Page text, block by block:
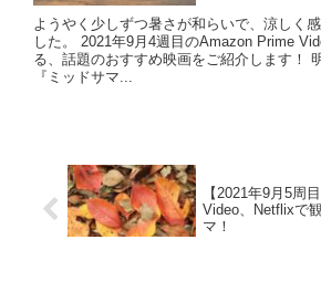
ようやく少しずつ暑さが和らいで、涼しく
した。 2021年9月4週目のAmazon Prime
る、話題のおすすめ映画をご紹介します！
『ミッドサマ...
【2021年9月5周
Video、Netflixで
マ！